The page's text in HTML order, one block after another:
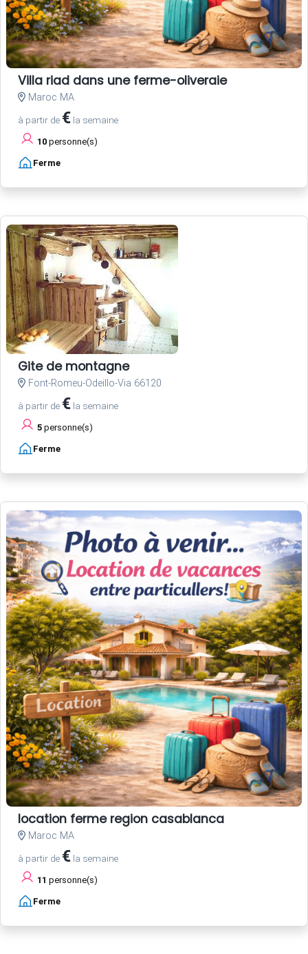
Villa riad dans une ferme-oliveraie
Maroc MA
à partir de € la semaine
10 personne(s)
Ferme
Gite de montagne
Font-Romeu-Odeillo-Via 66120
à partir de € la semaine
5 personne(s)
Ferme
location ferme region casablanca
Maroc MA
à partir de € la semaine
11 personne(s)
Ferme